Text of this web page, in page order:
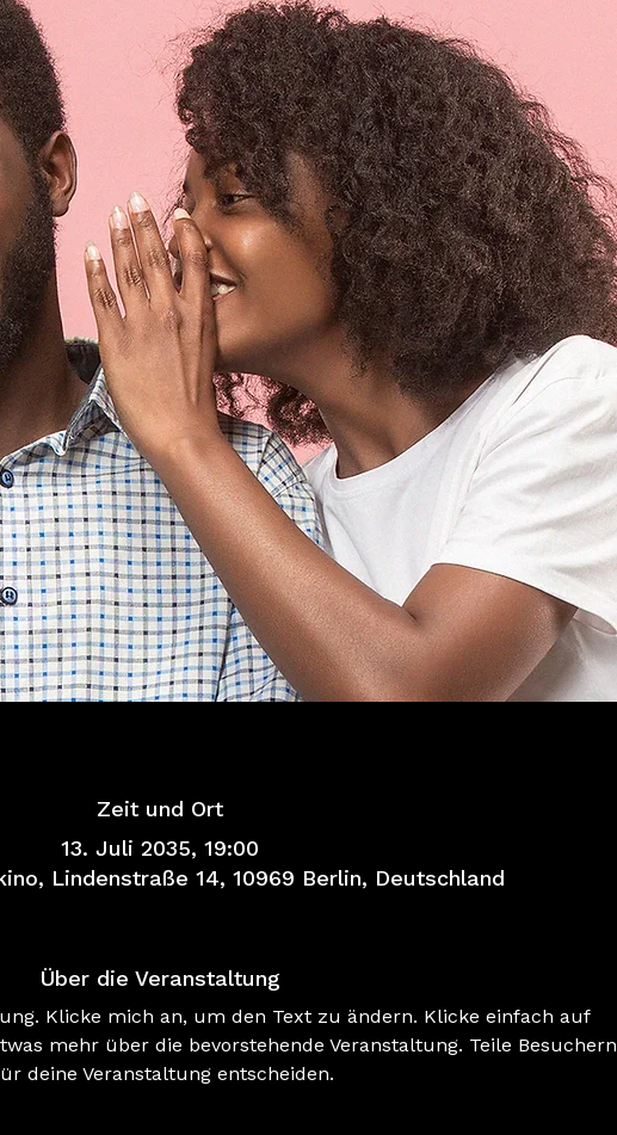
Zeit und Ort
13. Juli 2035, 19:00
Lindenstraße 14, 10969 Berlin, Deutschland
Über die Veranstaltung
Klicke mich an, um den Text zu ändern. Klicke einfach auf
mehr über die bevorstehende Veranstaltung. Teile Besuchern
deine Veranstaltung entscheiden.